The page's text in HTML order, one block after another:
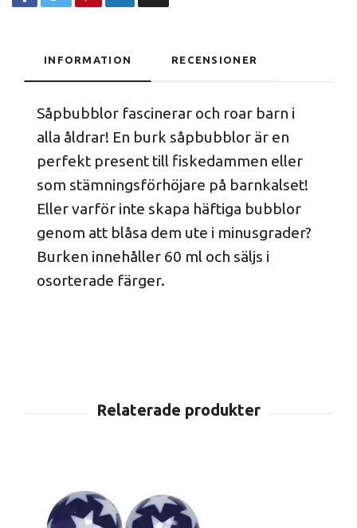
INFORMATION RECENSIONER
Såpbubblor fascinerar och roar barn i
alla åldrar! En burk såpbubblor är en
perfekt present till fiskedammen eller
som stämningsförhöjare på barnkalset!
Eller varför inte skapa häftiga bubblor
genom att blåsa dem ute i minusgrader?
Burken innehåller 60 ml och säljs i
osorterade färger.